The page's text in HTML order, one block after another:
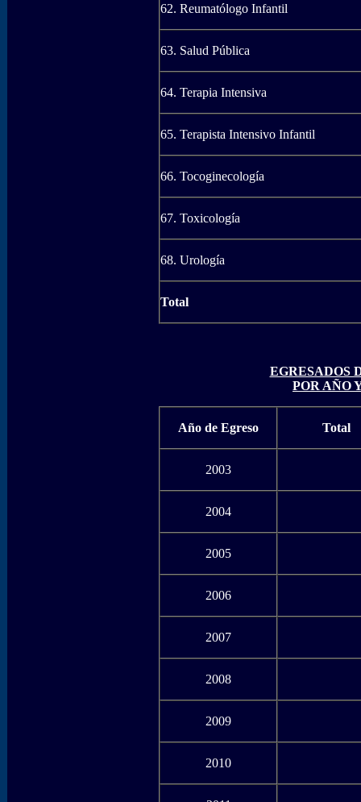
62. Reumatólogo Infantil
63. Salud Pública
64. Terapia Intensiva
65. Terapista Intensivo Infantil
66. Tocoginecología
67. Toxicología
68. Urología
Total
EGRESADOS
POR AÑO
Año de Egreso Total
2003
2004
2005
2006
2007
2008
2009
2010